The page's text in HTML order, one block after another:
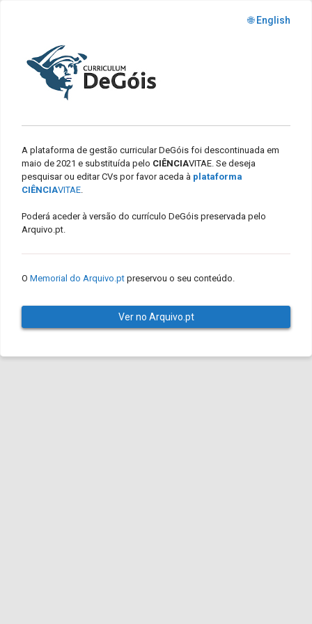
🌐 English
A plataforma de gestão curricular DeGóis foi descontinuada em
maio de 2021 e substituída pelo CIÊNCIAVITAE. Se deseja
pesquisar ou editar CVs por favor aceda à plataforma
CIÊNCIAVITAE.
Poderá aceder à versão do currículo DeGóis preservada pelo
Arquivo.pt.
O Memorial do Arquivo.pt preservou o seu conteúdo.
Ver no Arquivo.pt